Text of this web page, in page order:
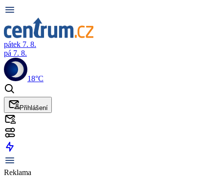
pátek 7. 8.
pá 7. 8.
18°C
Přihlášení
Reklama